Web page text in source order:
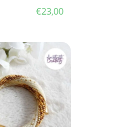
€23,00